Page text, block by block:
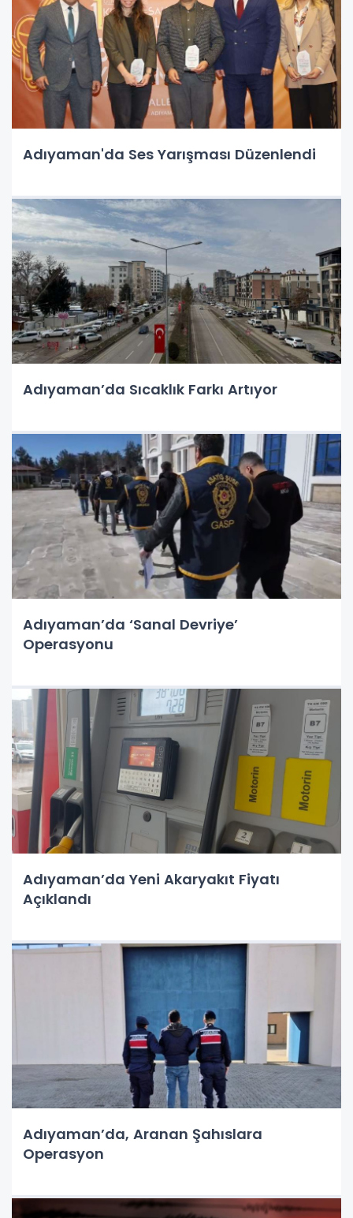
Adıyaman'da Ses Yarışması Düzenlendi
Adıyaman’da Sıcaklık Farkı Artıyor
Adıyaman’da ‘Sanal Devriye’
Operasyonu
Adıyaman’da Yeni Akaryakıt Fiyatı
Açıklandı
Adıyaman’da, Aranan Şahıslara
Operasyon